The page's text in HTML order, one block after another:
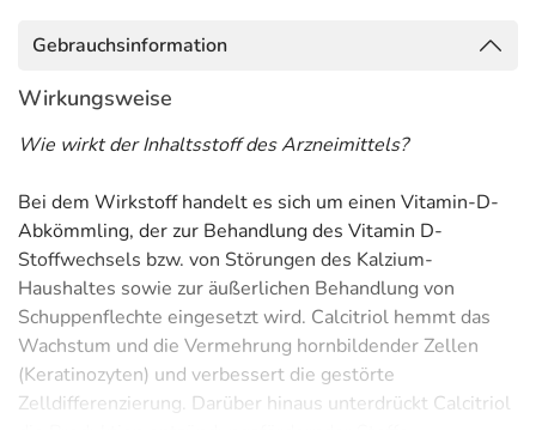
Gebrauchsinformation
Wirkungsweise
Wie wirkt der Inhaltsstoff des Arzneimittels?
Bei dem Wirkstoff handelt es sich um einen Vitamin-D-
Abkömmling, der zur Behandlung des Vitamin D-
Stoffwechsels bzw. von Störungen des Kalzium-
Haushaltes sowie zur äußerlichen Behandlung von
Schuppenflechte eingesetzt wird. Calcitriol hemmt das
Wachstum und die Vermehrung hornbildender Zellen
(Keratinozyten) und verbessert die gestörte
Zelldifferenzierung. Darüber hinaus unterdrückt Calcitriol